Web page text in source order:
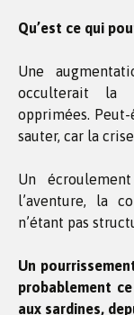
Qu’est ce qui
Une
occulterait la
opprimées.
sauter, car la
Un
l’aventure, la
n’étant pas
Un
probablement
aux sardines,